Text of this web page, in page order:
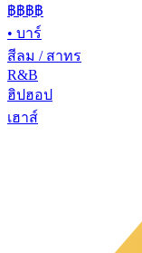
฿฿฿฿
• บาร์
สีลม / สาทร
R&B
ฮิปฮอป
เฮาส์